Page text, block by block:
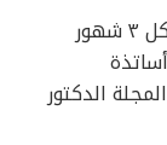
أضاف رئيس الجامعة بأن هذه المجلة تصدر كل ٣ شهور
الدكتور